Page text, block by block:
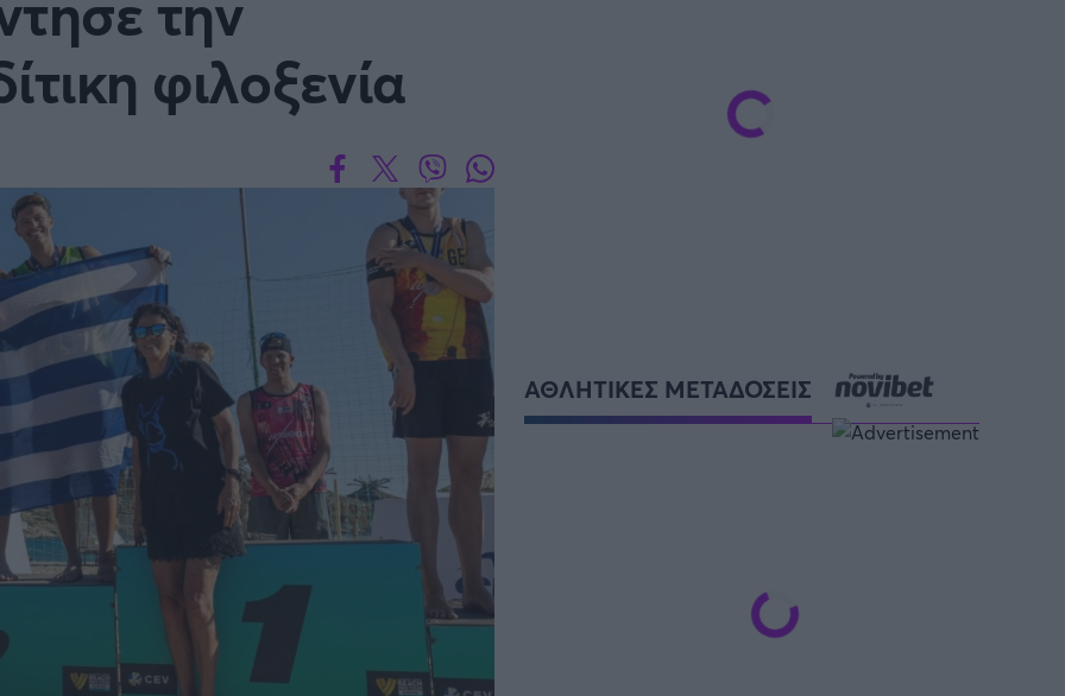
Άρση Βαρών
Μιχάλης Τσαμπάς
FOLLOW US
φιλοξενία
ΑΘΛΗΤΙΚΕΣ ΜΕΤΑΔΟΣΕΙΣ